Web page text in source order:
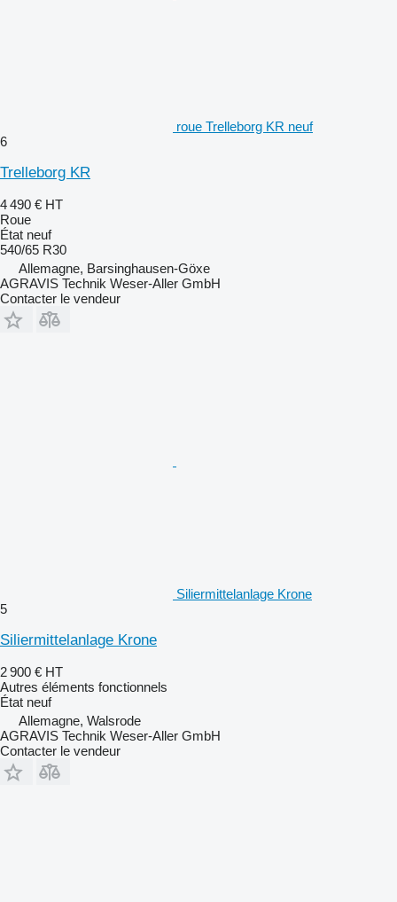
roue Trelleborg KR neuf
6
Trelleborg KR
4 490 € HT
Roue
État neuf
540/65 R30
Allemagne, Barsinghausen-Göxe
AGRAVIS Technik Weser-Aller GmbH
Contacter le vendeur
Siliermittelanlage Krone
5
Siliermittelanlage Krone
2 900 € HT
Autres éléments fonctionnels
État neuf
Allemagne, Walsrode
AGRAVIS Technik Weser-Aller GmbH
Contacter le vendeur